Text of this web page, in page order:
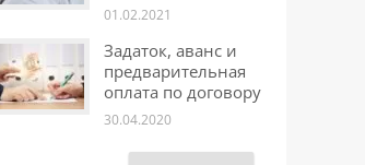
01.02.2021
Задаток, аванс и
предварительная
оплата по договору
30.04.2020